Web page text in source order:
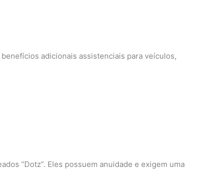
adicionais assistenciais para veículos,
“Dotz”. Eles possuem anuidade e exigem uma